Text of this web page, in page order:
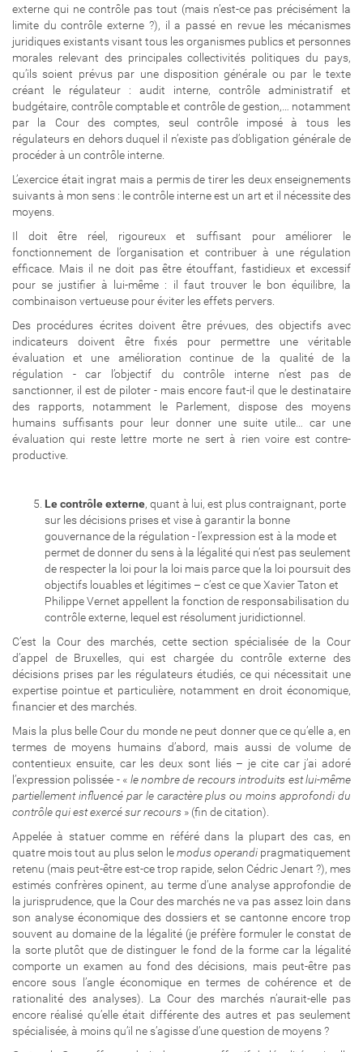
externe qui ne contrôle pas tout (mais n’est-ce pas précisément la
limite du contrôle externe ?), il a passé en revue les mécanismes
juridiques existants visant tous les organismes publics et personnes
morales relevant des principales collectivités politiques du pays,
qu’ils soient prévus par une disposition générale ou par le texte
créant le régulateur : audit interne, contrôle administratif et
budgétaire, contrôle comptable et contrôle de gestion,… notamment
par la Cour des comptes, seul contrôle imposé à tous les
régulateurs en dehors duquel il n’existe pas d’obligation générale de
procéder à un contrôle interne.
L’exercice était ingrat mais a permis de tirer les deux enseignements
suivants à mon sens : le contrôle interne est un art et il nécessite des
moyens.
Il doit être réel, rigoureux et suffisant pour améliorer le
fonctionnement de l’organisation et contribuer à une régulation
efficace. Mais il ne doit pas être étouffant, fastidieux et excessif
pour se justifier à lui-même : il faut trouver le bon équilibre, la
combinaison vertueuse pour éviter les effets pervers.
Des procédures écrites doivent être prévues, des objectifs avec
indicateurs doivent être fixés pour permettre une véritable
évaluation et une amélioration continue de la qualité de la
régulation - car l’objectif du contrôle interne n’est pas de
sanctionner, il est de piloter - mais encore faut-il que le destinataire
des rapports, notamment le Parlement, dispose des moyens
humains suffisants pour leur donner une suite utile… car une
évaluation qui reste lettre morte ne sert à rien voire est contre-
productive.
Le contrôle externe, quant à lui, est plus contraignant, porte
sur les décisions prises et vise à garantir la bonne
gouvernance de la régulation - l’expression est à la mode et
permet de donner du sens à la légalité qui n’est pas seulement
de respecter la loi pour la loi mais parce que la loi poursuit des
objectifs louables et légitimes – c’est ce que Xavier Taton et
Philippe Vernet appellent la fonction de responsabilisation du
contrôle externe, lequel est résolument juridictionnel.
C’est la Cour des marchés, cette section spécialisée de la Cour
d’appel de Bruxelles, qui est chargée du contrôle externe des
décisions prises par les régulateurs étudiés, ce qui nécessitait une
expertise pointue et particulière, notamment en droit économique,
financier et des marchés.
Mais la plus belle Cour du monde ne peut donner que ce qu’elle a, en
termes de moyens humains d’abord, mais aussi de volume de
contentieux ensuite, car les deux sont liés – je cite car j’ai adoré
l’expression polissée - « le nombre de recours introduits est lui-même
partiellement influencé par le caractère plus ou moins approfondi du
contrôle qui est exercé sur recours » (fin de citation).
Appelée à statuer comme en référé dans la plupart des cas, en
quatre mois tout au plus selon lemodus operandi pragmatiquement
retenu (mais peut-être est-ce trop rapide, selon Cédric Jenart ?), mes
estimés confrères opinent, au terme d’une analyse approfondie de
la jurisprudence, que la Cour des marchés ne va pas assez loin dans
son analyse économique des dossiers et se cantonne encore trop
souvent au domaine de la légalité (je préfère formuler le constat de
la sorte plutôt que de distinguer le fond de la forme car la légalité
comporte un examen au fond des décisions, mais peut-être pas
encore sous l’angle économique en termes de cohérence et de
rationalité des analyses). La Cour des marchés n’aurait-elle pas
encore réalisé qu’elle était différente des autres et pas seulement
spécialisée, à moins qu’il ne s’agisse d’une question de moyens ?